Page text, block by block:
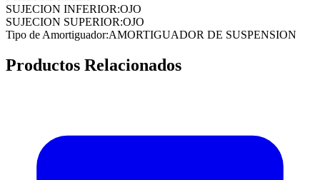
SUJECION INFERIOR:OJO
SUJECION SUPERIOR:OJO
Tipo de Amortiguador:AMORTIGUADOR DE SUSPENSION
Productos Relacionados